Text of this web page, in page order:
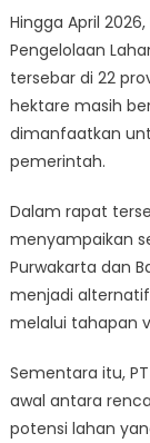
Hingga April
Pengelolaan
tersebar di 22
hektare masih
dimanfaatkan
pemerintah.
Dalam rapat
menyampaikan
Purwakarta dan
menjadi alternatif
melalui tahapan
Sementara itu,
awal antara
potensi lahan